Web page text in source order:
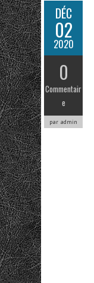
DÉC
02
2020
0
Commentair
e
par admin